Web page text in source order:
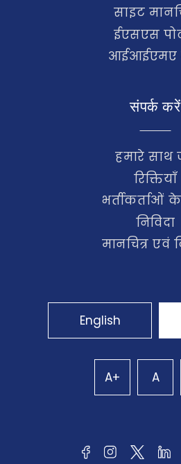
साइट
ईएसएस
संपर्क करें
हमारे साथ
रिक्तियाँ
भर्तीकर्ताओं
निविदा
मानचित्र एवं
English
A+ A